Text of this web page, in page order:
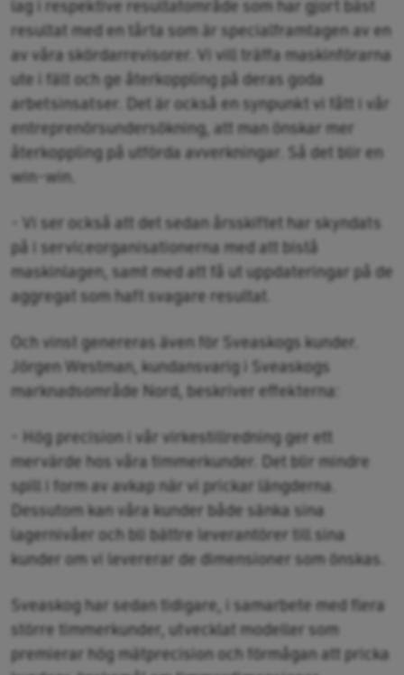
lag i respektive resultatområde som har gjort bäst
resultat med en tårta som är specialframtagen av en
av våra skördarrevisorer. Vi vill träffa maskinförarna
ute i fält och ge återkoppling på deras goda
arbetsinsatser. Det är också en synpunkt vi fått i vår
entreprenörsundersökning, att man önskar mer
återkoppling på utförda avverkningar. Så det blir en
win-win.
- Vi ser också att det sedan årsskiftet har skyndats
på i serviceorganisationerna med att bistå
maskinlagen, samt med att få ut uppdateringar på de
aggregat som haft svagare resultat.
Och vinst genereras även för Sveaskogs kunder.
Jörgen Westman, kundansvarig i Sveaskogs
marknadsområde Nord, beskriver effekterna:
- Hög precision i vår virkestillredning ger ett
mervärde hos våra timmerkunder. Det blir mindre
spill i form av avkap när vi prickar längderna.
Dessutom kan våra kunder både sänka sina
lagernivåer och bli bättre leverantörer till sina
kunder om vi levererar de dimensioner som önskas.
Sveaskog har sedan tidigare, i samarbete med flera
större timmerkunder, utvecklat modeller som
premierar hög mätprecision och förmågan att pricka